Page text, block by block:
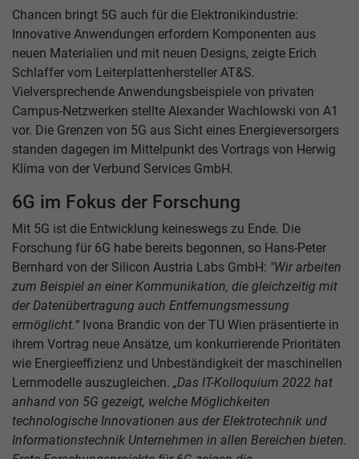
Chancen bringt 5G auch für die Elektronikindustrie:
Innovative Anwendungen erfordern Komponenten aus
neuen Materialien und mit neuen Designs, zeigte Erich
Schlaffer vom Leiterplattenhersteller AT&S.
Vielversprechende Anwendungsbeispiele von privaten
Campus-Netzwerken stellte Alexander Wachlowski von A1
vor. Die Grenzen von 5G aus Sicht eines Energieversorgers
standen dagegen im Mittelpunkt des Vortrags von Herwig
Klima von der Verbund Services GmbH.
6G im Fokus der Forschung
Mit 5G ist die Entwicklung keineswegs zu Ende. Die
Forschung für 6G habe bereits begonnen, so Hans-Peter
Bernhard von der Silicon Austria Labs GmbH: "Wir arbeiten
zum Beispiel an einer Kommunikation, die gleichzeitig mit
der Datenübertragung auch Entfernungsmessung
ermöglicht.“ Ivona Brandic von der TU Wien präsentierte in
ihrem Vortrag neue Ansätze, um konkurrierende Prioritäten
wie Energieeffizienz und Unbeständigkeit der maschinellen
Lernmodelle auszugleichen. „Das IT-Kolloquium 2022 hat
anhand von 5G gezeigt, welche Möglichkeiten
technologische Innovationen aus der Elektrotechnik und
Informationstechnik Unternehmen in allen Bereichen bieten.